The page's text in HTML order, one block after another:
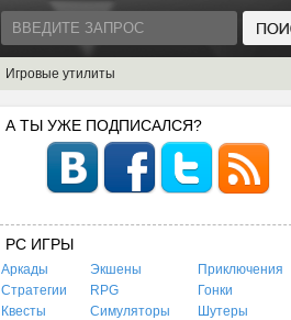
Игровые утилиты
А ТЫ УЖЕ ПОДПИСАЛСЯ?
PC ИГРЫ
Аркады Экшены
Приключения
Стратегии
RPG
Гонки
Квесты
Симуляторы
Шутеры